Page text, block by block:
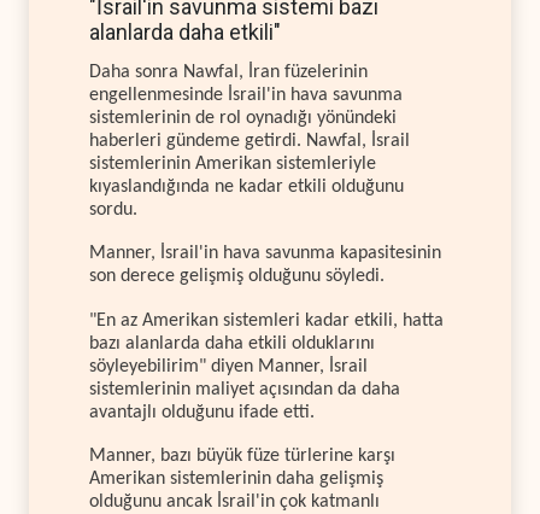
"İsrail'in savunma sistemi bazı
alanlarda daha etkili"
Daha sonra Nawfal, İran füzelerinin
engellenmesinde İsrail'in hava savunma
sistemlerinin de rol oynadığı yönündeki
haberleri gündeme getirdi. Nawfal, İsrail
sistemlerinin Amerikan sistemleriyle
kıyaslandığında ne kadar etkili olduğunu
sordu.
Manner, İsrail'in hava savunma kapasitesinin
son derece gelişmiş olduğunu söyledi.
"En az Amerikan sistemleri kadar etkili, hatta
bazı alanlarda daha etkili olduklarını
söyleyebilirim" diyen Manner, İsrail
sistemlerinin maliyet açısından da daha
avantajlı olduğunu ifade etti.
Manner, bazı büyük füze türlerine karşı
Amerikan sistemlerinin daha gelişmiş
olduğunu ancak İsrail'in çok katmanlı